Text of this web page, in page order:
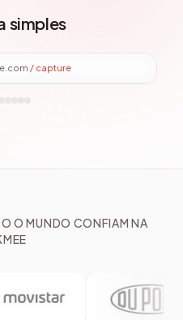
simples
/files
O MUNDO CONFIAM NA